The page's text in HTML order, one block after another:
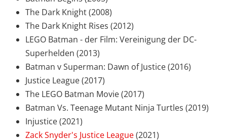
The Dark Knight (2008)
The Dark Knight Rises (2012)
LEGO Batman - der Film: Vereinigung der DC-
Superhelden (2013)
Batman v Superman: Dawn of Justice (2016)
Justice League (2017)
The LEGO Batman Movie (2017)
Batman Vs. Teenage Mutant Ninja Turtles (2019)
Injustice (2021)
Zack Snyder's Justice League(2021)